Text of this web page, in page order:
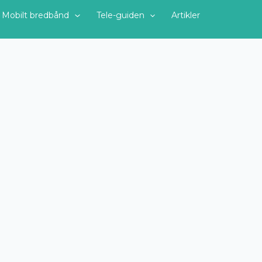
Mobilt bredbånd Tele-guiden Artikler